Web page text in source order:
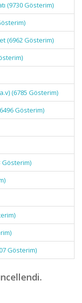
(9730 Gösterim)
(6962 Gösterim)
(6785 Gösterim)
Gösterim)
Gösterim)